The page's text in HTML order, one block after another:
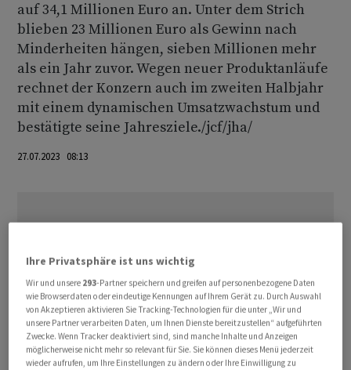
auf 34,1 Millionen Euro an. Unter dem Strich
blieben 23 Millionen Euro als Gewinn nach
Minderheiten hängen, sieben Millionen mehr
als ein Jahr zuvor. Wegen neuer Produktanläufe
rechnet der Konzern auch im zweiten Halbjahr
mit einem dynamischen Umsatzwachstum und
bestätigte seine Jahresziele./jcf/jha/
27.07.2023 08:13
Ihre Privatsphäre ist uns wichtig
Wir und unsere 293-Partner speichern und greifen auf personenbezogene Daten
wie Browserdaten oder eindeutige Kennungen auf Ihrem Gerät zu. Durch Auswahl
von Akzeptieren aktivieren Sie Tracking-Technologien für die unter „Wir und
unsere Partner verarbeiten Daten, um Ihnen Dienste bereitzustellen“ aufgeführten
Zwecke. Wenn Tracker deaktiviert sind, sind manche Inhalte und Anzeigen
möglicherweise nicht mehr so relevant für Sie. Sie können dieses Menü jederzeit
wieder aufrufen, um Ihre Einstellungen zu ändern oder Ihre Einwilligung zu